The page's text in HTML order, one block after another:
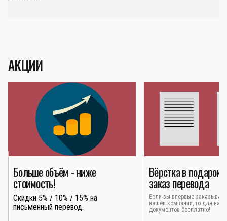
АКЦИИ
Больше объём - ниже
стоимость!
Скидки 5% / 10% / 15% на
письменный перевод.
Вёрстка в подарок
заказ перевода
Если вы впервые
нашей компании, то для вас
документов бесплатно!